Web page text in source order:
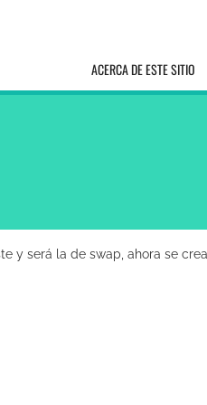
ACERCA DE ESTE SITIO
y será la de swap, ahora se